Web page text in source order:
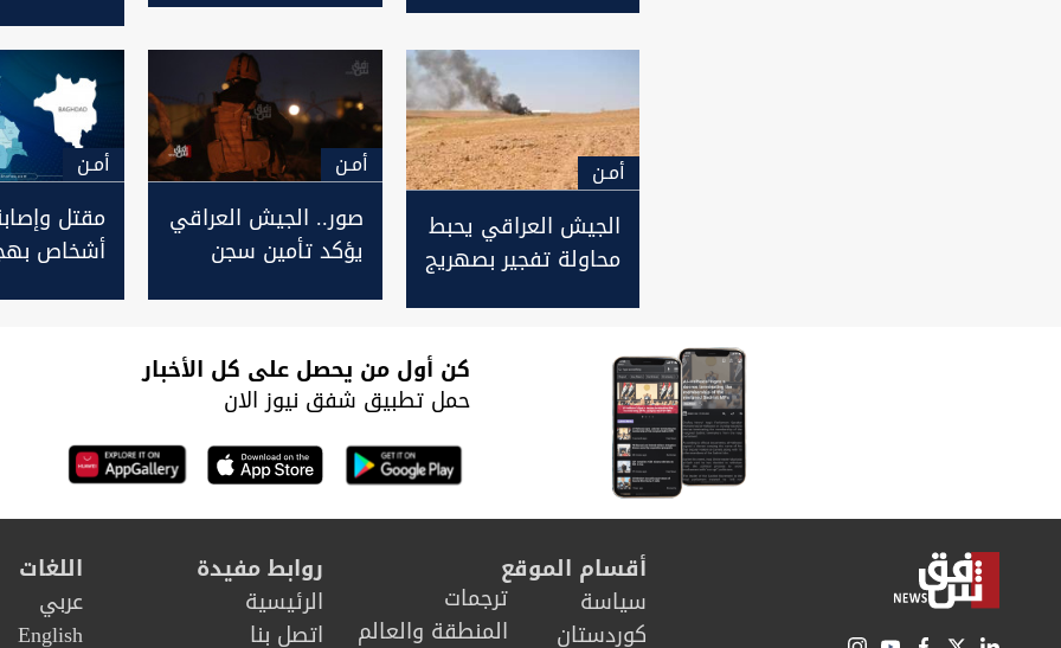
فيديو
الجنسي
أمـن
الجيش العراقي يحبط
محاولة تفجير بصهريج
أمـن
صور.. الجيش العراقي
يؤكد تأمين سجن
شمال بغداد
أمـن
أشخاص
كن أول من يحصل على كل الأخبار
حمل تطبيق شفق نيوز الان
أقسام الموقع
سیاسة
كوردستان
ترجمات
المنطقة والعالم
روابط مفيدة
الرئيسية
اتصل بنا
اللغات
عربي
English